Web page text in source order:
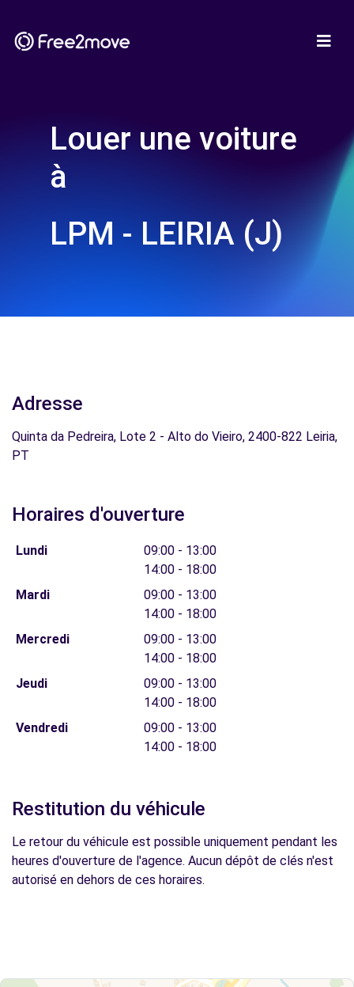
Louer une voiture
à
LPM - LEIRIA (J)
Adresse
Quinta da Pedreira, Lote 2 - Alto do Vieiro, 2400-822 Leiria,
PT
Horaires d'ouverture
Lundi
09:00 - 13:00
14:00 - 18:00
Mardi
09:00 - 13:00
14:00 - 18:00
Mercredi
09:00 - 13:00
14:00 - 18:00
Jeudi
09:00 - 13:00
14:00 - 18:00
Vendredi
09:00 - 13:00
14:00 - 18:00
Restitution du véhicule
Le retour du véhicule est possible uniquement pendant les
heures d'ouverture de l'agence. Aucun dépôt de clés n'est
autorisé en dehors de ces horaires.